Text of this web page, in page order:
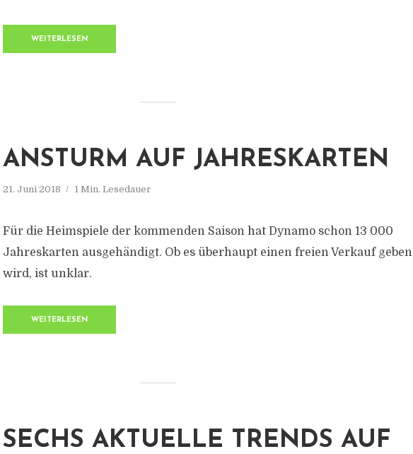
WEITERLESEN
ANSTURM AUF JAHRESKARTEN
21. Juni 2018 1 Min. Lesedauer
Für die Heimspiele der kommenden Saison hat Dynamo schon 13 000
Jahreskarten ausgehändigt. Ob es überhaupt einen freien Verkauf geben
wird, ist unklar.
WEITERLESEN
SECHS AKTUELLE TRENDS AUF